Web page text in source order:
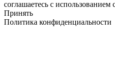
соглашаетесь с использованием
Принять
Политика конфиденциальности